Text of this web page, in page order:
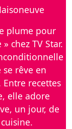
plume pour
chez TV Star.
rêve en
recettes
elle adore
un jour, de